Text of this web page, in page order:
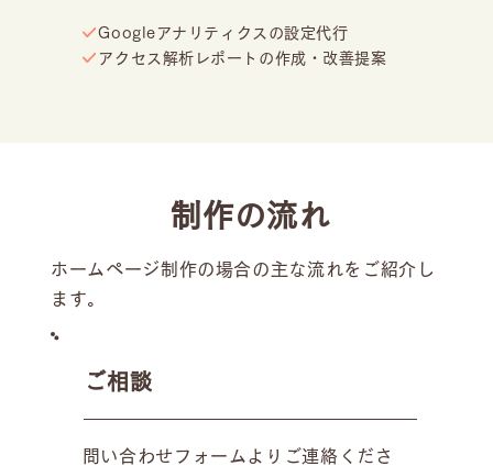
Googleアナリティクスの設定代行
アクセス解析レポートの作成・改善提案
制作の流れ
ホームページ制作の場合の主な流れをご紹介し
ます。
ご相談
問い合わせフォームよりご連絡くださ